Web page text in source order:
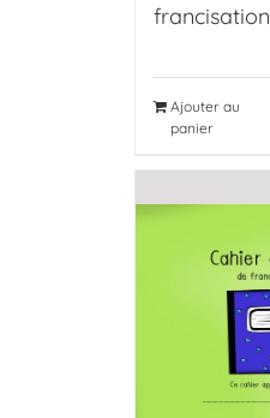
francisation
Ajouter au
panier